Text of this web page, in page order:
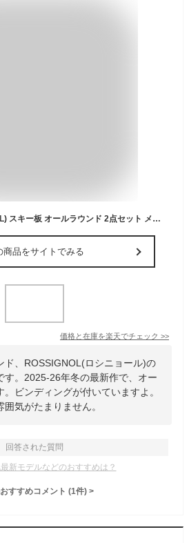
ロシニョール(ROSSIGNOL) スキー板 オールラウンド 2点セット メンズ レディース ARCADE 78+XPRESS 10 GW スキー板＋ビンディング 【国内正規品】【25-26 2025-2026】
商品をサイトでみる
価格と在庫を楽天でチェック >>
ド、ROSSIGNOL(ロシニョール)の
す。2025-26年冬の最新作で、オー
ビンディングが付いていますよ。
囲気がたまりません。
回答された質問
新モデルなどのおすすめは？
すすめコメント (1件) >